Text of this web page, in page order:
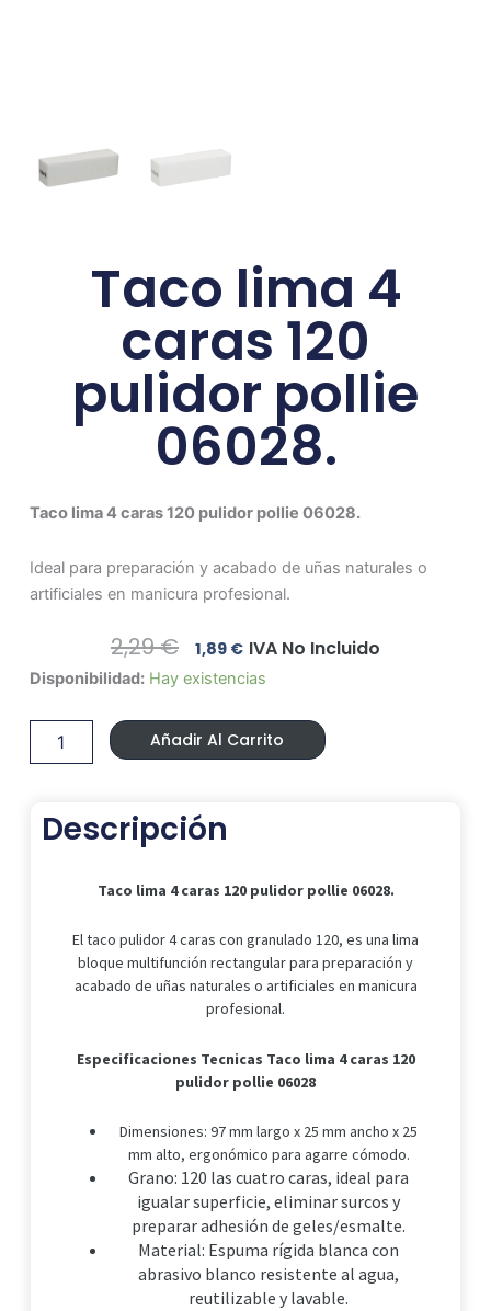
Taco lima 4
caras 120
pulidor pollie
06028.
Taco lima 4 caras 120 pulidor pollie 06028.
Ideal para preparación y acabado de uñas naturales o
artificiales en manicura profesional.
2,29€ El
Precio
Original
Era:
2,29 €.
1,89 €El
Precio
Actual
Es:
1,89 €.
IVA No Incluido
Disponibilidad: Hay existencias
Taco
4
caras
120
06028.
Añadir Al Carrito
Descripción
Taco lima 4 caras 120 pulidor pollie 06028.
El taco pulidor 4 caras con granulado 120, es una lima
bloque multifunción rectangular para preparación y
acabado de uñas naturales o artificiales en manicura
profesional.
Especificaciones Tecnicas Taco lima 4 caras 120
pulidor pollie 06028
Dimensiones: 97 mm largo x 25 mm ancho x 25
mm alto, ergonómico para agarre cómodo.
Grano: 120 las cuatro caras, ideal para
igualar superficie, eliminar surcos y
preparar adhesión de geles/esmalte.
Material: Espuma rígida blanca con
abrasivo blanco resistente al agua,
reutilizable y lavable.